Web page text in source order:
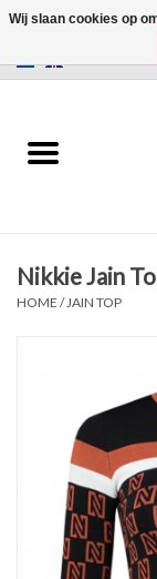
Jurken
Rokken
Nikkie Jain
HOME / JAIN TOP
Wij slaan cookies op